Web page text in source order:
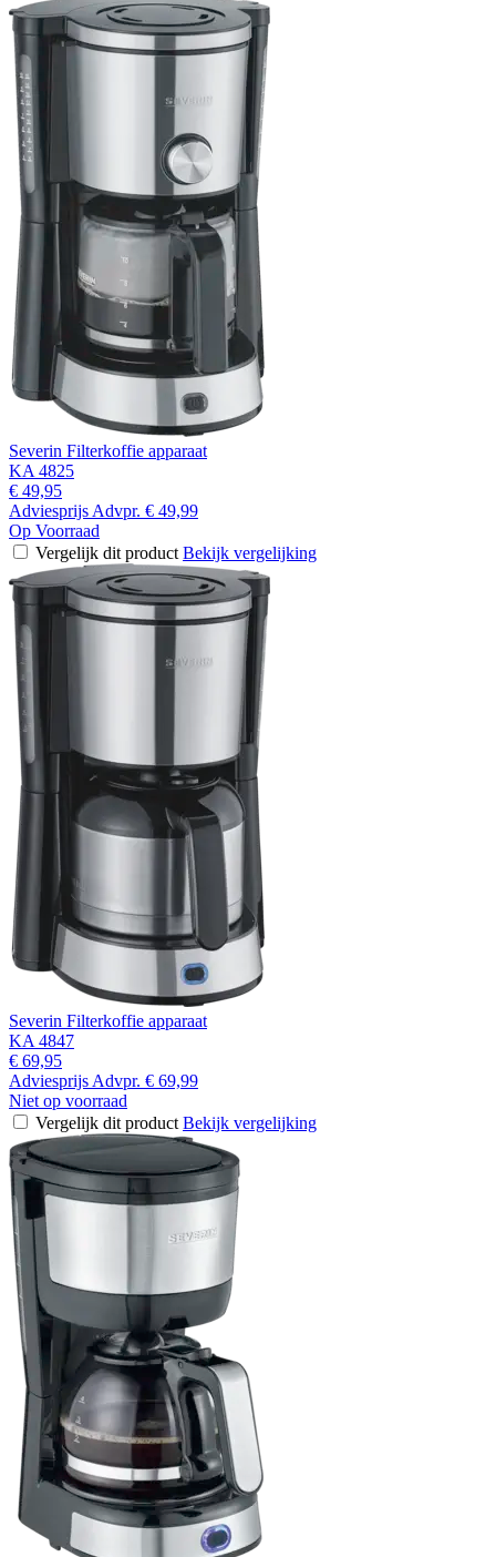
Severin Filterkoffie apparaat
KA 4825
€ 49,95
Adviesprijs Advpr. € 49,99
Op Voorraad
Vergelijk dit product Bekijk vergelijking
Severin Filterkoffie apparaat
KA 4847
€ 69,95
Adviesprijs Advpr. € 69,99
Niet op voorraad
Vergelijk dit product Bekijk vergelijking